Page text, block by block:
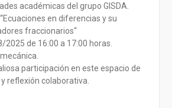
académicas del grupo GISDA.
en diferencias y su
fraccionarios“
2025 de 16:00 a 17:00 horas.
participación en este espacio de
reflexión colaborativa.